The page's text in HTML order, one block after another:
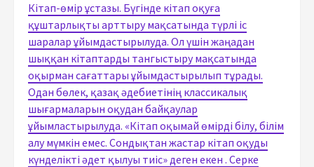
Кітап-өмір ұстазы. Бүгінде кітап оқуға
құштарлықты арттыру мақсатында түрлі іс
шаралар ұйымдастырылуда. Ол үшін жаңадан
шыққан кітаптарды тангыстыру мақсатында
оқырман сағаттары ұйымдастырылып тұрады.
Одан бөлек, қазақ әдебиетінің классикалық
шығармаларын оқудан байқаулар
ұйымластырылуда. «Кітап оқымай өмірді білу, білім
алу мүмкін емес. Сондықтан жастар кітап оқуды
күнделікті әдет қылуы тиіс» деген екен . Серке